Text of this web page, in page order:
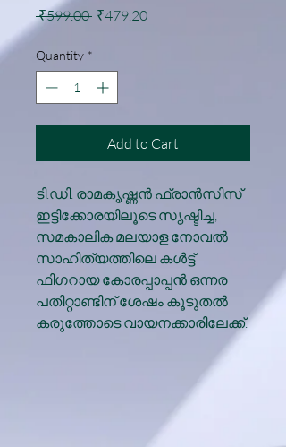
₹599.00 Regular
₹479.20Sale
Quantity *
Add to Cart
ടി.ഡി. രാമകൃഷ്ണന്‍ ഫ്രാന്‍സിസ്
ഇട്ടിക്കോരയിലൂടെ സൃഷ്ടിച്ച,
സമകാലിക മലയാള നോവല്‍
സാഹിത്യത്തിലെ കള്‍ട്ട്
ഫിഗറായ കോരപ്പാപ്പന്‍ ഒന്നര
പതിറ്റാണ്ടിന് ശേഷം കൂടുതല്‍
കരുത്തോടെ വായനക്കാരിലേക്ക്.